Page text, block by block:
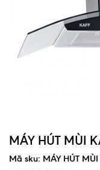
MÁY HÚT MÙI
Mã sku: MÁY HÚT